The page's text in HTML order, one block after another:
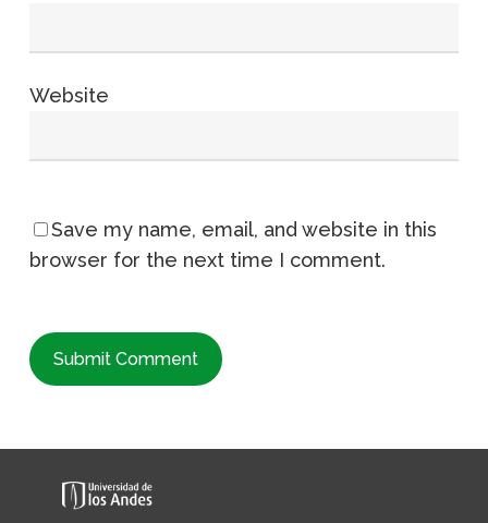
Website
Save my name, email, and website in this
browser for the next time I comment.